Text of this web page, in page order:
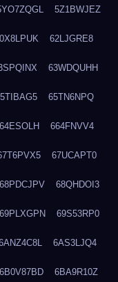
5Z1BWJEZ
62LJGRE8
63WDQUHH
65TN6NPQ
664FNVV4
67UCAPT0
68PDCJPV 68QHDOI3
69PLXGPN 69S53RP0
6AS3LJQ4
6B0V87BD 6BA9R10Z